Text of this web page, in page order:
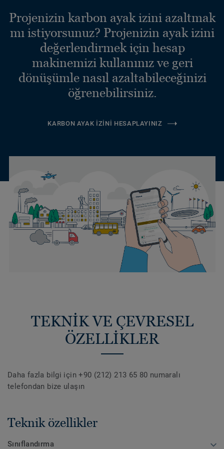
Projenizin karbon ayak izini azaltmak
mı istiyorsunuz? Projenizin ayak izini
değerlendirmek için hesap
makinemizi kullanınız ve geri
dönüşümle nasıl azaltabileceğinizi
öğrenebilirsiniz.
KARBON AYAK İZINI HESAPLAYINIZ
TEKNİK VE ÇEVRESEL
ÖZELLİKLER
Daha fazla bilgi için +90 (212) 213 65 80 numaralı
telefondan bize ulaşın
Teknik özellikler
Sınıflandırma